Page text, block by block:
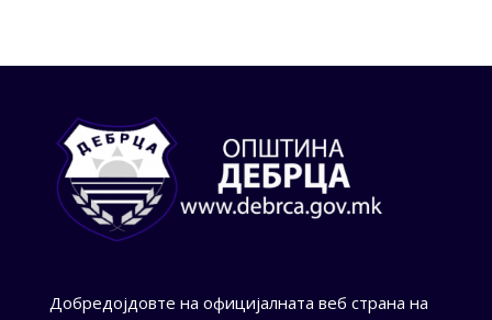
Добредојдовте на официјалната веб страна на